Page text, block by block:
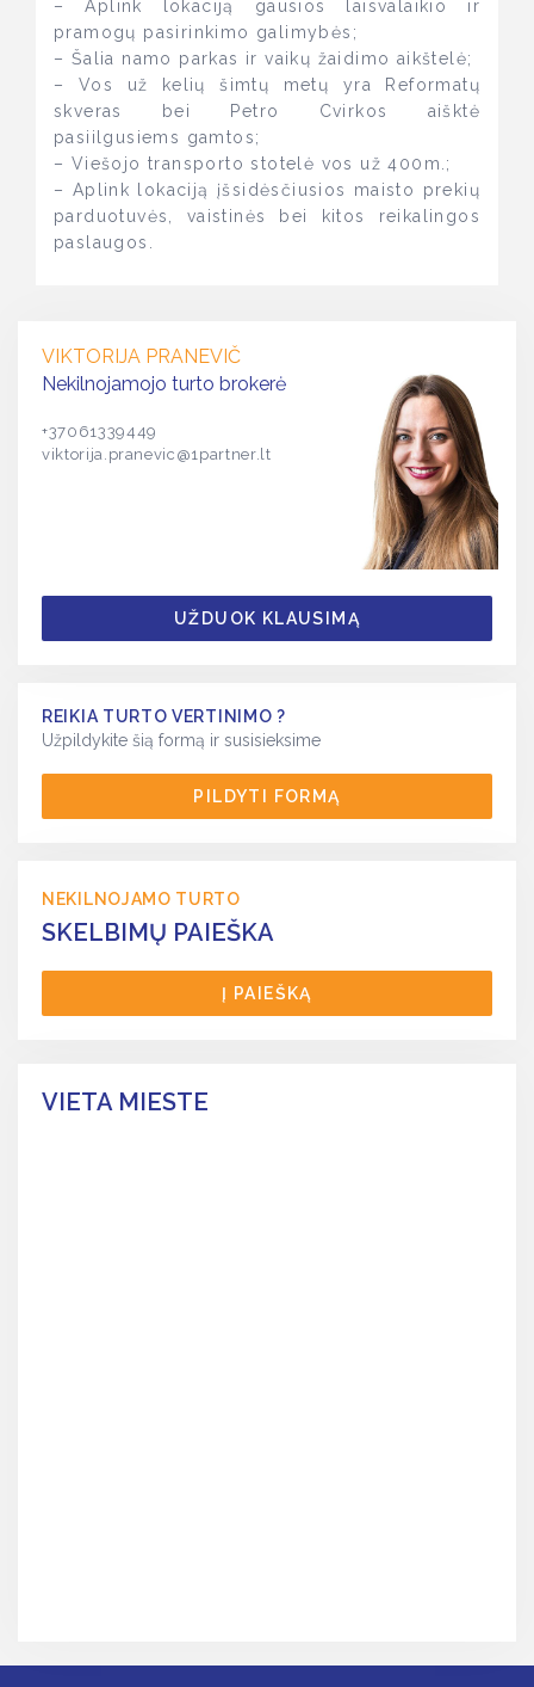
– Aplink lokaciją gausios laisvalaikio ir
pramogų pasirinkimo galimybės;
– Šalia namo parkas ir vaikų žaidimo aikštelė;
– Vos už kelių šimtų metų yra Reformatų
skveras bei Petro Cvirkos aišktė
pasiilgusiems gamtos;
– Viešojo transporto stotelė vos už 400m.;
– Aplink lokaciją įšsidėsčiusios maisto prekių
parduotuvės, vaistinės bei kitos reikalingos
paslaugos.
VIKTORIJA PRANEVIČ
Nekilnojamojo turto brokerė
+37061339449
viktorija.pranevic@1partner.lt
UŽDUOK KLAUSIMĄ
REIKIA TURTO VERTINIMO ?
Užpildykite šią formą ir susisieksime
PILDYTI FORMĄ
NEKILNOJAMO TURTO
SKELBIMŲ PAIEŠKA
Į PAIEŠKĄ
VIETA MIESTE